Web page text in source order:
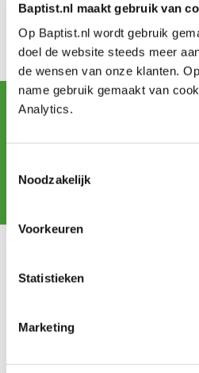
Baptist.nl maakt gebruik van
Op Baptist.nl wordt gebruik
doel de website steeds meer
de wensen van onze klanten.
name gebruik gemaakt van
Analytics.
Noodzakelijk
Voorkeuren
Statistieken
Marketing
Sign up for our newsletter
and receive offers, new products and
Return